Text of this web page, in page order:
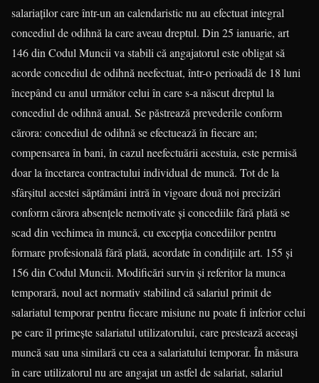
salariaţilor care într-un an calendaristic nu au efectuat integral
concediul de odihnă la care aveau dreptul. Din 25 ianuarie, art
146 din Codul Muncii va stabili că angajatorul este obligat să
acorde concediul de odihnă neefectuat, într-o perioadă de 18 luni
începând cu anul următor celui în care s-a născut dreptul la
concediul de odihnă anual. Se păstrează prevederile conform
cărora: concediul de odihnă se efectuează în fiecare an;
compensarea în bani, în cazul neefectuării acestuia, este permisă
doar la încetarea contractului individual de muncă. Tot de la
sfârşitul acestei săptămâni intră în vigoare două noi precizări
conform cărora absenţele nemotivate şi concediile fără plată se
scad din vechimea în muncă, cu excepţia concediilor pentru
formare profesională fără plată, acordate în condiţiile art. 155 şi
156 din Codul Muncii. Modificări survin şi referitor la munca
temporară, noul act normativ stabilind că salariul primit de
salariatul temporar pentru fiecare misiune nu poate fi inferior celui
pe care îl primeşte salariatul utilizatorului, care prestează aceeaşi
muncă sau una similară cu cea a salariatului temporar. În măsura
în care utilizatorul nu are angajat un astfel de salariat, salariul